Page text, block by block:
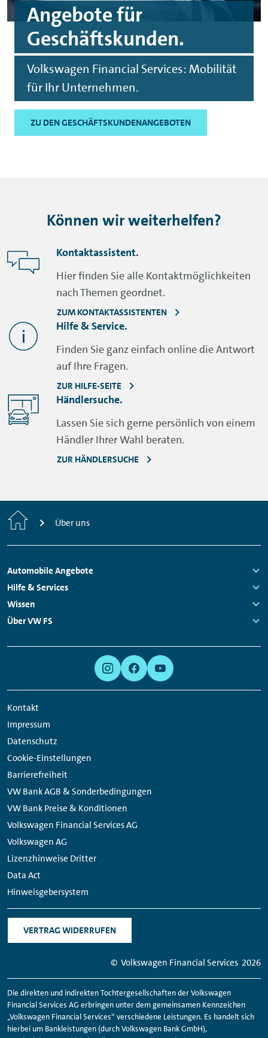
Angebote für
Geschäftskunden.
Volkswagen Financial Services: Mobilität
für Ihr Unternehmen.
ZU DEN GESCHÄFTSKUNDENANGEBOTEN
Können wir weiterhelfen?
Kontaktassistent.
Hier finden Sie alle Kontaktmöglichkeiten
nach Themen geordnet.
ZUM KONTAKTASSISTENTEN
Hilfe & Service.
Finden Sie ganz einfach online die Antwort
auf Ihre Fragen.
ZUR HILFE-SEITE
Händlersuche.
Lassen Sie sich gerne persönlich von einem
Händler Ihrer Wahl beraten.
ZUR HÄNDLERSUCHE
StartseiteÜber uns
Fußzeilen
Navigation
Automobile Angebote
Links:
Hilfe & Services
Links:
Wissen
Links:
Über VW FS
Kontakt
Impressum
Datenschutz
Cookie-Einstellungen
Barrierefreiheit
VW Bank AGB & Sonderbedingungen
VW Bank Preise & Konditionen
Volkswagen Financial Services AG
Volkswagen AG
Lizenzhinweise Dritter
Data Act
Hinweisgebersystem
VERTRAG WIDERRUFEN
Links
© Volkswagen Financial Services 2026
Die direkten und indirekten Tochtergesellschaften der Volkswagen
FinancialServices AG erbringen unter dem gemeinsamen Kennzeichen
„Volkswagen FinancialServices“ verschiedene Leistungen. Es handelt sich
hierbei um Bankleistungen (durch Volkswagen Bank GmbH),